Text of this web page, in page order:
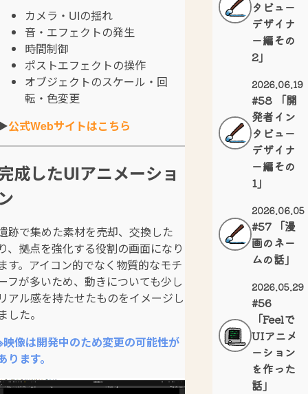
カメラ・UIの揺れ
音・エフェクトの発生
時間制御
ポストエフェクトの操作
オブジェクトのスケール・回
転・色変更
公式Webサイトはこちら
成したUIアニメーショ
跡で集めた素材を売却、交換した
、拠点を強化する役割の画面になり
す。アイコン的でなく物質的なモチ
フが多いため、動きについても少し
アル感を持たせたものをイメージし
した。
映像は開発中のため変更の可能性が
ります。
タビュー
デザイナ
ー編その
2」
2026.06.19
#58 「開
発者イン
タビュー
デザイナ
ー編その
1」
2026.06.05
#57 「漫
画のネー
ムの話」
2026.05.29
#56
「Feelで
UIアニメ
ーション
を作った
話」